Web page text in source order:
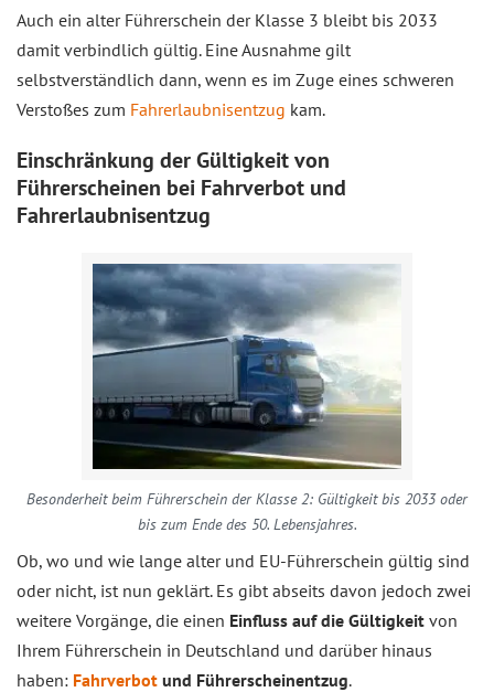
Auch ein alter Führerschein der Klasse 3 bleibt bis 2033
damit verbindlich gültig. Eine Ausnahme gilt
selbstverständlich dann, wenn es im Zuge eines schweren
Verstoßes zum Fahrerlaubnisentzug kam.
Einschränkung der Gültigkeit von
Führerscheinen bei Fahrverbot und
Fahrerlaubnisentzug
Besonderheit beim Führerschein der Klasse 2: Gültigkeit bis 2033 oder
bis zum Ende des 50. Lebensjahres.
Ob, wo und wie lange alter und EU-Führerschein gültig sind
oder nicht, ist nun geklärt. Es gibt abseits davon jedoch zwei
weitere Vorgänge, die einen Einfluss auf die Gültigkeit von
Ihrem Führerschein in Deutschland und darüber hinaus
haben: Fahrverbot und Führerscheinentzug.